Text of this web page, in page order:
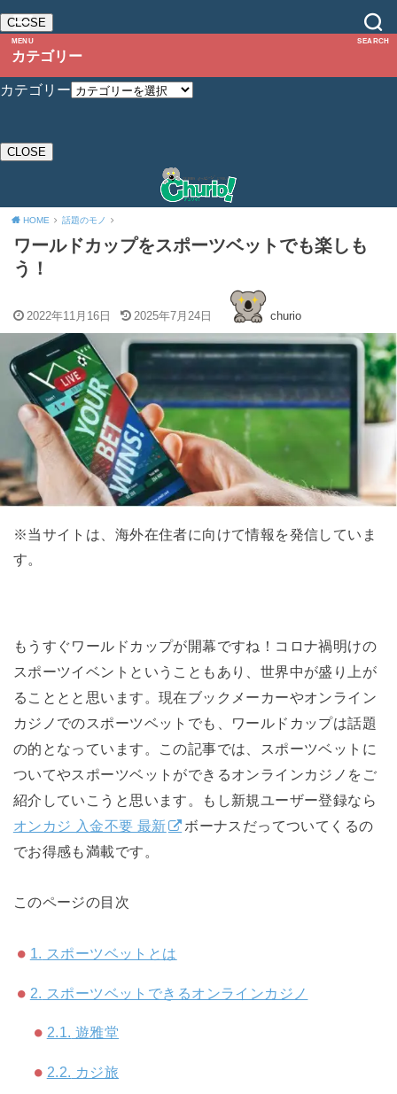
MENU
CLOSE
カテゴリー
カテゴリー
CLOSE
SEARCH
HOME 話題のモノ
ワールドカップをスポーツベットでも楽しも
う！
2022年11月16日 2025年7月24日 churio
※当サイトは、海外在住者に向けて情報を発信していま
す。
もうすぐワールドカップが開幕ですね！コロナ禍明けの
スポーツイベントということもあり、世界中が盛り上が
ることとと思います。現在ブックメーカーやオンライン
カジノでのスポーツベットでも、ワールドカップは話題
の的となっています。この記事では、スポーツベットに
ついてやスポーツベットができるオンラインカジノをご
紹介していこうと思います。もし新規ユーザー登録なら
オンカジ 入金不要 最新
ボーナスだってついてくるの
でお得感も満載です。
このページの目次
1. スポーツベットとは
2. スポーツベットできるオンラインカジノ
2.1. 遊雅堂
2.2. カジ旅